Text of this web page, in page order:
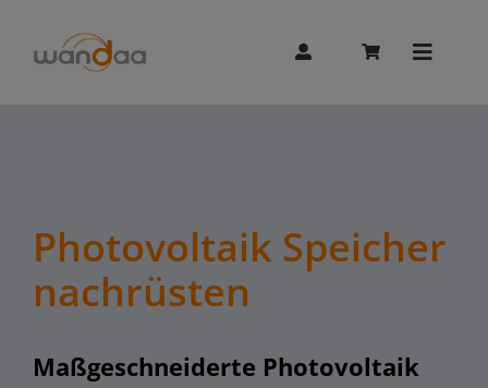
content
Toggle
Unitree
Booster
Photovoltaik Speicher
nachrüsten
Maßgeschneiderte Photovoltaik